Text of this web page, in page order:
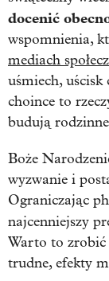
docenić
wspomnienia,
mediach
uśmiech,
choince to
budują
Boże
wyzwanie i
Ograniczając
najcenniejszy
Warto to zrobić
trudne, efekty